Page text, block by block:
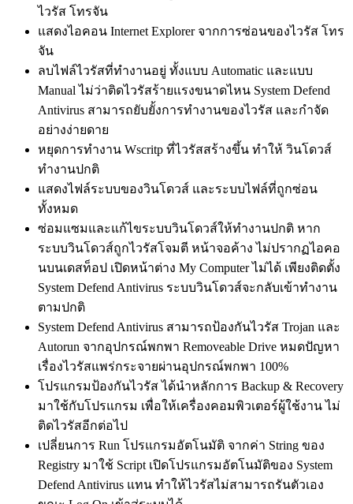
ไวรัส โทรจัน
แสดงไอคอน Internet Explorer จากการซ่อนของไวรัส โทร
จัน
ลบไฟล์ไวรัสที่ทำงานอยู่ ทั้งแบบ Automatic และแบบ
Manual ไม่ว่าติดไวรัสร้ายแรงขนาดไหน System Defend
Antivirus สามารถยับยั้งการทำงานของไวรัส และกำจัด
อย่างง่ายดาย
หยุดการทำงาน Wscritp ที่ไวรัสสร้างขึ้น ทำให้ วินโดวส์
ทำงานปกติ
แสดงไฟล์ระบบของวินโดวส์ และระบบไฟล์ที่ถูกซ่อน
ทั้งหมด
ซ่อมแซมและแก้ไขระบบวินโดวส์ให้ทำงานปกติ หาก
ระบบวินโดวส์ถูกไวรัสโจมตี หน้าจอค้าง ไม่ปรากฏไอคอ
นบนเดสท็อป เปิดหน้าต่าง My Computer ไม่ได้ เพียงติดตั้ง
System Defend Antivirus ระบบวินโดวส์จะกลับเข้าทำงาน
ตามปกติ
System Defend Antivirus สามารถป้องกันไวรัส Trojan และ
Autorun จากอุปกรณ์พกพา Removeable Drive หมดปัญหา
เรื่องไวรัสแพร่กระจายผ่านอุปกรณ์พกพา 100%
โปรแกรมป้องกันไวรัส ได้นำหลักการ Backup & Recovery
มาใช้กับโปรแกรม เพื่อให้เครื่องคอมพิวเตอร์ผู้ใช้งาน ไม่
ติดไวรัสอีกต่อไป
เปลี่ยนการ Run โปรแกรมอัตโนมัติ จากค่า String ของ
Registry มาใช้ Script เปิดโปรแกรมอัตโนมัติของ System
Defend Antivirus แทน ทำให้ไวรัสไม่สามารถรันตัวเอง